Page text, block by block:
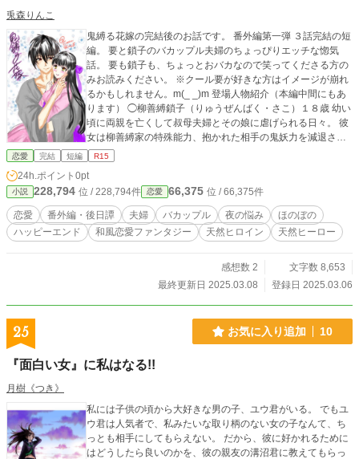
兎森りんこ
鬼縛る花嫁の完結後のお話です。 番外編第一弾 ３話完結の短
編。 要と鎖子のバカップル夫婦のちょっぴりエッチな惚気
話。 要も鎖子も、ちょっとおバカなので笑ってくださる方の
みお読みください。 ※クール要が好きな方はイメージが崩れ
るかもしれません。m(_ _)m 登場人物紹介（本編中間にもあ
ります） ◯柳善縛鎖子（りゅうぜんばく・さこ）１８歳 幼い
頃に両親を亡くして叔母夫婦とその娘に虐げられる日々。 彼
女は柳善縛家の特殊能力、抱かれた相手の鬼妖力を減退させ
る力を持っている。 ある日、初恋の相手の要に嫁ぎ力を減退
◯九鬼兜要（くきつ・かなめ）２０歳 強さで有名な九鬼兜家
の長男。幼い頃に帝国のために留学し努力し続けてきた。
「帝国の死神」「冷徹武士」などと呼ばれる彼が、なぜ謀反
をして罰を受けることになったのか？ 色々あったが、鎖子溺
愛男になる。
恋愛 完結 短編 R15
24h.ポイント 0pt
小説 228,794 位 / 228,794件 恋愛 66,375 位 / 66,375件
恋愛 番外編・後日譚 夫婦 バカップル 夜の悩み
ほのぼの
ハッピーエンド
和風恋愛ファンタジー 天然ヒロイン 天然ヒーロー
感想数 2
文字数 8,653
最終更新日 2025.03.08
登録日 2025.03.06
25 お気に入り追加 10
『面白い女』に私はなる!!
月樹《つき》
私には子供の頃から大好きな男の子、ユウ君がいる。 でもユ
ウ君は人気者で、私みたいな取り柄のない女の子なんて、ち
っとも相手にしてもらえない。 だから、彼に好かれるために
はどうしたら良いのかを、彼の親友の溝沼君に教えてもらっ